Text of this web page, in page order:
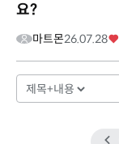
요?
마트몬26.07.28